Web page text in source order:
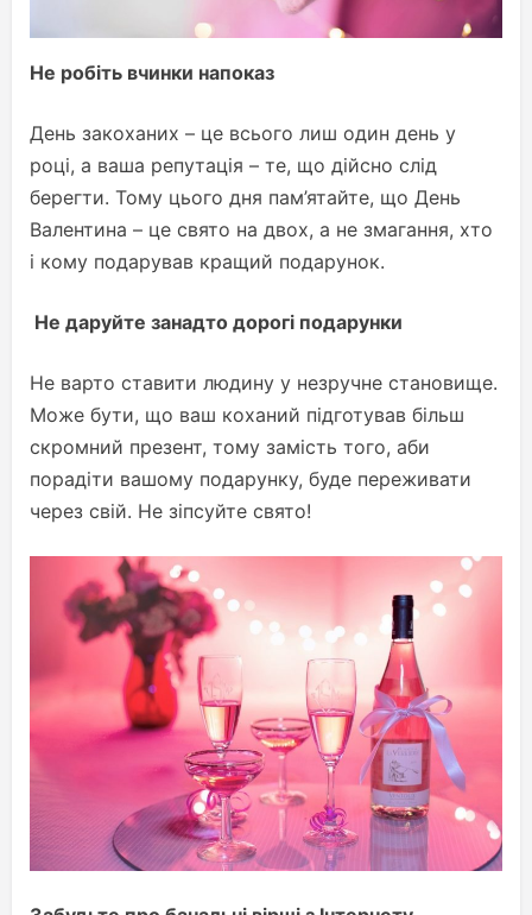
Не робіть вчинки напоказ
День закоханих – це всього лиш один день у
році, а ваша репутація – те, що дійсно слід
берегти. Тому цього дня пам’ятайте, що День
Валентина – це свято на двох, а не змагання, хто
і кому подарував кращий подарунок.
Не даруйте занадто дорогі подарунки
Не варто ставити людину у незручне становище.
Може бути, що ваш коханий підготував більш
скромний презент, тому замість того, аби
порадіти вашому подарунку, буде переживати
через свій. Не зіпсуйте свято!